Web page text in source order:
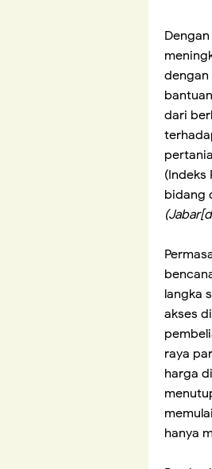
dengan
dari
(Indeks
bidang
langka
akses
raya
harga
hanya